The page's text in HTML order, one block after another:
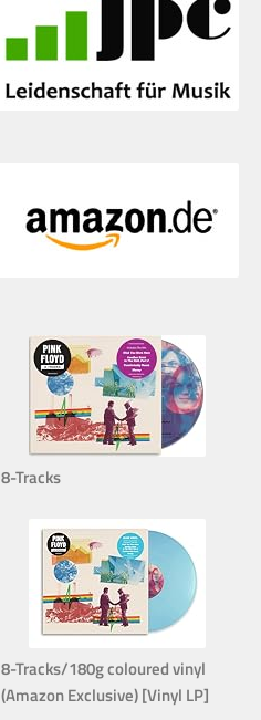
8-Tracks
8-Tracks/180g coloured vinyl
(Amazon Exclusive) [Vinyl LP]